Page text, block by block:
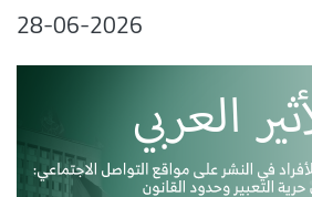
28-06-2026